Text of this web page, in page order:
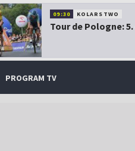
09:30 KOLARSTWO
Tour de Pologne:
PROGRAM TV